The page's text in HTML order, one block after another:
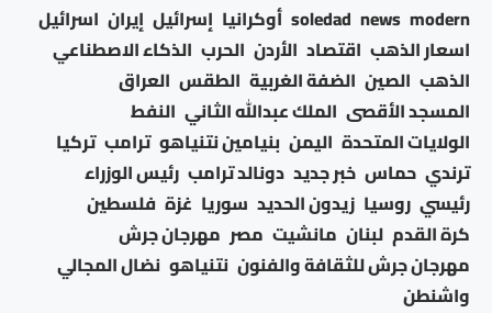
modern
news
soledad أوكرانيا إسرائيل إيران اسرائيل
اسعار الذهب اقتصاد الأردن الحرب الذكاء الاصطناعي
الذهب الصين الضفة الغربية الطقس العراق
المسجد الأقصى الملك عبدالله الثاني النفط
الولايات المتحدة اليمن بنيامين نتنياهو ترامب تركيا
ترندي حماس خبر جديد دونالد ترامب رئيس الوزراء
رئيسي روسيا زيدون الحديد سوريا غزة فلسطين
كرة القدم لبنان مانشيت مصر مهرجان جرش
مهرجان جرش للثقافة والفنون نتنياهو نضال المجالي
واشنطن